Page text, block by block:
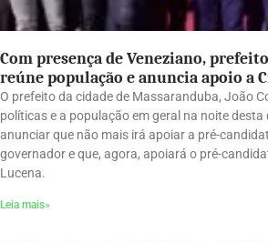
Com presença de Veneziano,
reúne população e anuncia apoio a
O prefeito da cidade de Massaranduba, João
políticas e a população em geral na noite
anunciar que não mais irá apoiar a pré-
governador e que, agora, apoiará o pré-
Lucena.
Leia mais»